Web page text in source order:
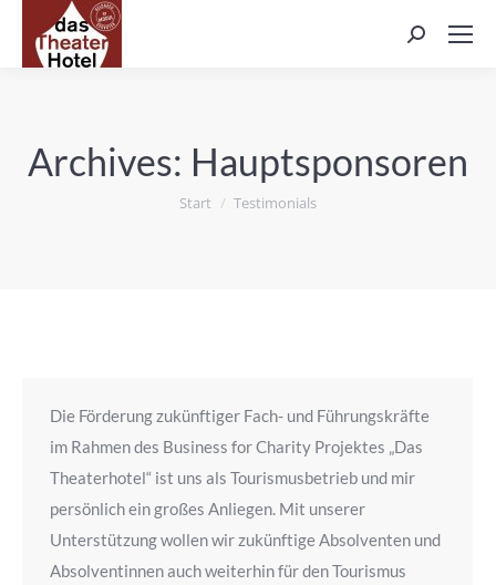
Search:
Archives: Hauptsponsoren
Sie befinden sich hier:
Start Testimonials
Die Förderung zukünftiger Fach- und Führungskräfte
im Rahmen des Business for Charity Projektes „Das
Theaterhotel“ ist uns als Tourismusbetrieb und mir
persönlich ein großes Anliegen. Mit unserer
Unterstützung wollen wir zukünftige Absolventen und
Absolventinnen auch weiterhin für den Tourismus